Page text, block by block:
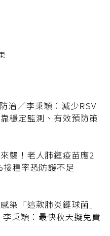
治／李秉穎：減少RSV
穩定監測、有效預防策
襲！老人肺鏈疫苗應2
接種率恐防護不足
染「這款肺炎鏈球菌」
李秉穎：最快秋天擬免費